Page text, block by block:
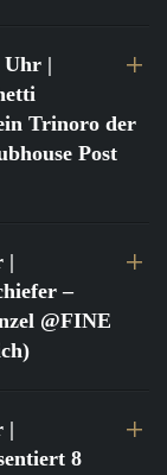
Uhr |
Trinoro der
Post
|
–
@FINE
|
8